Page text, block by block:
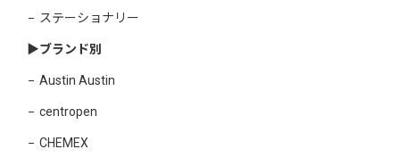
ステーショナリー
▶︎ブランド別
Austin Austin
centropen
CHEMEX